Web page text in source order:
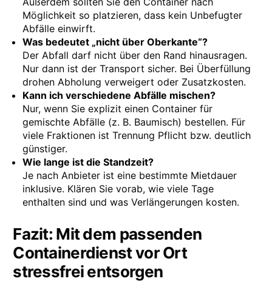
Möglichkeit so platzieren, dass kein Unbefugter
Abfälle einwirft.
Was bedeutet „nicht über Oberkante“?
Der Abfall darf nicht über den Rand hinausragen.
Nur dann ist der Transport sicher. Bei Überfüllung
drohen Abholung verweigert oder Zusatzkosten.
Kann ich verschiedene Abfälle mischen?
Nur, wenn Sie explizit einen Container für
gemischte Abfälle (z. B. Baumisch) bestellen. Für
viele Fraktionen ist Trennung Pflicht bzw. deutlich
günstiger.
Wie lange ist die Standzeit?
Je nach Anbieter ist eine bestimmte Mietdauer
inklusive. Klären Sie vorab, wie viele Tage
enthalten sind und was Verlängerungen kosten.
Fazit: Mit dem passenden
Containerdienst vor Ort
stressfrei entsorgen